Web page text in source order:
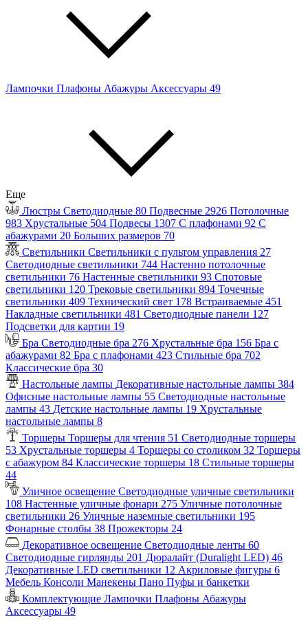
Лампочки Плафоны Абажуры Аксессуары 49
Еще
Люстры Светодиодные 80 Подвесные 2926 Потолочные
983 Хрустальные 504 Подвесы 1307 С плафонами 92 С
абажурами 20 Больших размеров 70
Светильники Светильники с пультом управления 27
Светодиодные светильники 744 Настенно потолочные
светильники 76 Настенные светильники 93 Спотовые
светильники 120 Трековые светильники 894 Точечные
светильники 409 Технический свет 178 Встраиваемые 451
Накладные светильники 481 Светодиодные панели 127
Подсветки для картин 19
Бра Светодиодные бра 276 Хрустальные бра 156 Бра с
абажурами 82 Бра с плафонами 423 Стильные бра 702
Классические бра 30
Настольные лампы Декоративные настольные лампы 384
Офисные настольные лампы 55 Светодиодные настольные
лампы 43 Детские настольные лампы 19 Хрустальные
настольные лампы 8
Торшеры Торшеры для чтения 51 Светодиодные торшеры
53 Хрустальные торшеры 4 Торшеры со столиком 32 Торшеры
с абажуром 84 Классические торшеры 18 Стильные торшеры
44
Уличное освещение Светодиодные уличные светильники
108 Настенные уличные фонари 275 Уличные потолочные
светильники 26 Уличные наземные светильники 195
Фонарные столбы 38 Прожекторы 24
Декоративное освещение Светодиодные ленты 60
Светодиодные гирлянды 201 Дюралайт (Duralight LED) 46
Декоративные LED светильники 12 Акриловые фигуры 6
Мебель Консоли Манекены Пано Пуфы и банкетки
Комплектующие Лампочки Плафоны Абажуры
Аксессуары 49